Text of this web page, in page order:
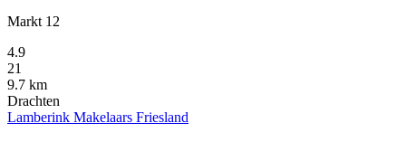
Markt 12
4.9
21
9.7 km
Drachten
Lamberink Makelaars Friesland